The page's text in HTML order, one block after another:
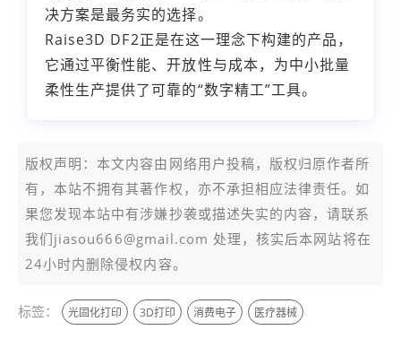
决方案是最务实的选择。
Raise3D DF2正是在这一理念下构建的产品，
它通过平衡性能、开放性与成本，为中小批量
柔性生产提供了可靠的“数字精工”工具。
版权声明：本文内容由网络用户投稿，版权归原作者所
有，本站不拥有其著作权，亦不承担相应法律责任。如
果您发现本站中有涉嫌抄袭或描述失实的内容，请联系
我们jiasou666@gmail.com 处理，核实后本网站将在
24小时内删除侵权内容。
标签： 光固化打印 3D打印 消费电子 医疗器械